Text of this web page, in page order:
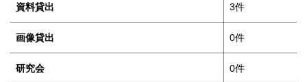
資料貸出 3件
画像貸出 0件
研究会 0件